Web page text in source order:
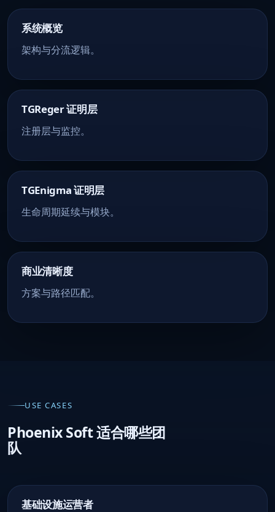
系统概览
架构与分流逻辑。
TGReger 证明层
注册层与监控。
TGEnigma 证明层
生命周期延续与模块。
商业清晰度
方案与路径匹配。
USE CASES
Phoenix Soft 适合哪些团
队
基础设施运营者